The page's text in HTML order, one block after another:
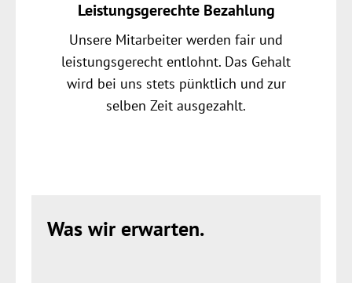
Leistungsgerechte Bezahlung
Unsere Mitarbeiter werden fair und
leistungsgerecht entlohnt. Das Gehalt
wird bei uns stets pünktlich und zur
selben Zeit ausgezahlt.
Was wir erwarten.